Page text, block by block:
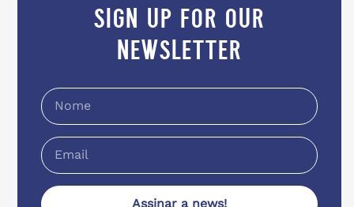
sign up for our
newsletter
Assinar a news!